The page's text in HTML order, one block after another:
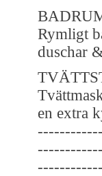
Rymligt
duschar
en extra